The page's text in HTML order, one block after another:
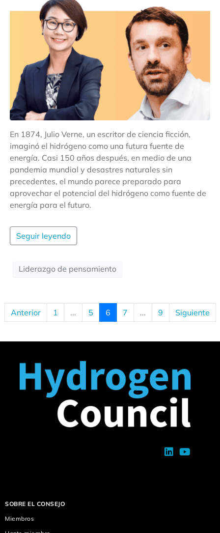
En 1874, Julio Verne, un escritor de ciencia ficción,
imaginó el hidrógeno como una futura fuente de
energía. Casi 150 años después, en medio de una
pandemia mundial y desastres naturales sin
precedentes, el mundo parece preparado para
aprovechar el potencial del hidrógeno como fuente de
energía para el futuro.
Seguir leyendo
Liderazgo de pensamiento
Anterior 1 ... 5 6 7 ... 9 Siguiente
SOBRE EL CONSEJO
Miembros